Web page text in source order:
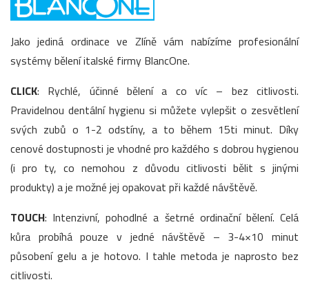
Jako jediná ordinace ve Zlíně vám nabízíme profesionální
systémy bělení italské firmy BlancOne.
CLICK: Rychlé, účinné bělení a co víc – bez citlivosti.
Pravidelnou dentální hygienu si můžete vylepšit o zesvětlení
svých zubů o 1-2 odstíny, a to během 15ti minut. Díky
cenové dostupnosti je vhodné pro každého s dobrou hygienou
(i pro ty, co nemohou z důvodu citlivosti bělit s jinými
produkty) a je možné jej opakovat při každé návštěvě.
TOUCH: Intenzivní, pohodlné a šetrné ordinační bělení. Celá
kůra probíhá pouze v jedné návštěvě – 3-4×10 minut
působení gelu a je hotovo. I tahle metoda je naprosto bez
citlivosti.